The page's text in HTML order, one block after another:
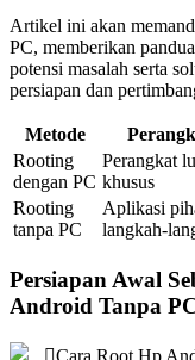
Artikel ini akan
PC, memberikan
potensi masalah serta
persiapan dan
Metode
Rooting
dengan PC
Perangkat
khusus
Rooting
tanpa PC
Aplikasi
langkah-
Persiapan Awal
Android Tanpa